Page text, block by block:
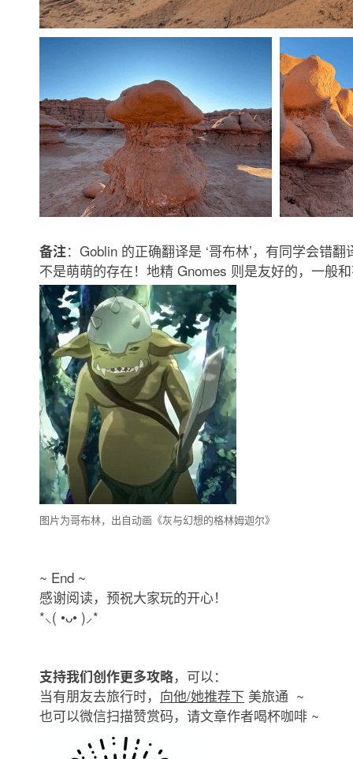
备注：Goblin 的正确翻译是 ‘哥布林’，有同学会错
不是萌萌的存在！地精 Gnomes 则是友好的，一般
图片为哥布林，出自动画《灰与幻想的格林姆迦尔》
~ End ~
感谢阅读，预祝大家玩的开心！
*⸜( •ᴗ• )⸝*
支持我们创作更多攻略，可以：
当有朋友去旅行时， 向他/她推荐下 美旅通 ~
也可以微信扫描赞赏码，请文章作者喝杯咖啡 ~